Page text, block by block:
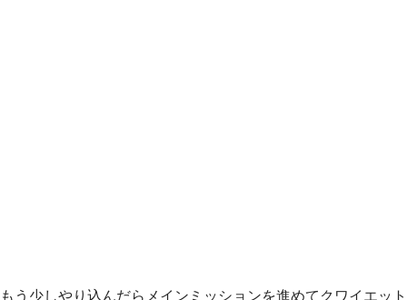
もう少しやり込んだらメインミッションを進めてクワイエット